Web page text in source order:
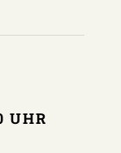
UHR